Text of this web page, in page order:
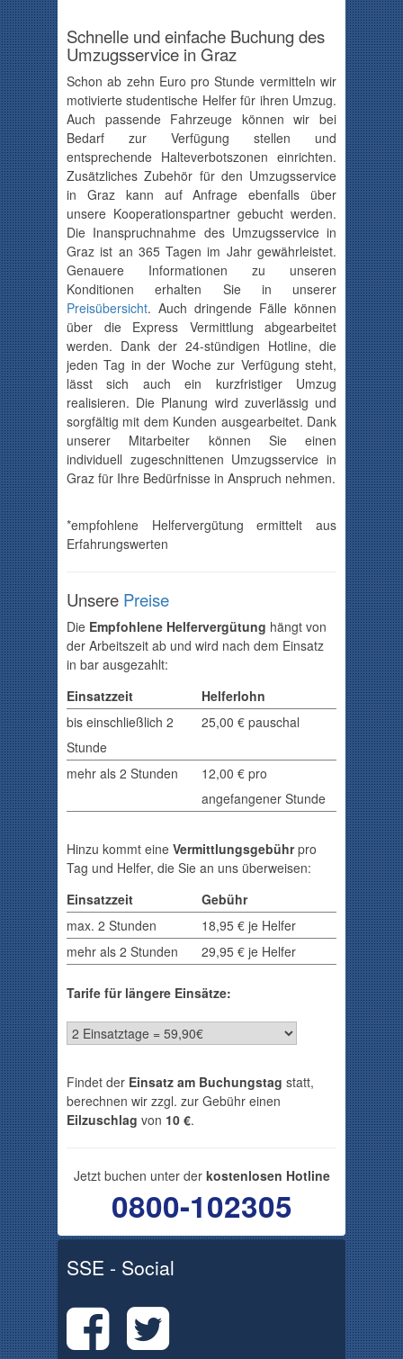
Schnelle und einfache Buchung des
Umzugsservice in Graz
Schon ab zehn Euro pro Stunde vermitteln wir
motivierte studentische Helfer für ihren Umzug.
Auch passende Fahrzeuge können wir bei
Bedarf zur Verfügung stellen und
entsprechende Halteverbotszonen einrichten.
Zusätzliches Zubehör für den Umzugsservice
in Graz kann auf Anfrage ebenfalls über
unsere Kooperationspartner gebucht werden.
Die Inanspruchnahme des Umzugsservice in
Graz ist an 365 Tagen im Jahr gewährleistet.
Genauere Informationen zu unseren
Konditionen erhalten Sie in unserer
Preisübersicht. Auch dringende Fälle können
über die Express Vermittlung abgearbeitet
werden. Dank der 24-stündigen Hotline, die
jeden Tag in der Woche zur Verfügung steht,
lässt sich auch ein kurzfristiger Umzug
realisieren. Die Planung wird zuverlässig und
sorgfältig mit dem Kunden ausgearbeitet. Dank
unserer Mitarbeiter können Sie einen
individuell zugeschnittenen Umzugsservice in
Graz für Ihre Bedürfnisse in Anspruch nehmen.
*empfohlene Helfervergütung ermittelt aus
Erfahrungswerten
Unsere Preise
Die Empfohlene Helfervergütung hängt von
der Arbeitszeit ab und wird nach dem Einsatz
in bar ausgezahlt:
Einsatzzeit
Helferlohn
bis einschließlich 2
Stunde
25,00 € pauschal
mehr als 2 Stunden 12,00 € pro
angefangener Stunde
Hinzu kommt eine Vermittlungsgebührpro
Tag und Helfer, die Sie an uns überweisen:
Einsatzzeit
Gebühr
max. 2 Stunden
18,95 € je Helfer
mehr als 2 Stunden
29,95 € je Helfer
Tarife für längere Einsätze:
Findet der Einsatz am Buchungstag statt,
berechnen wir zzgl. zur Gebühr einen
Eilzuschlag von 10 €.
Jetzt buchen unter derkostenlosen Hotline
0800-102305
SSE - Social